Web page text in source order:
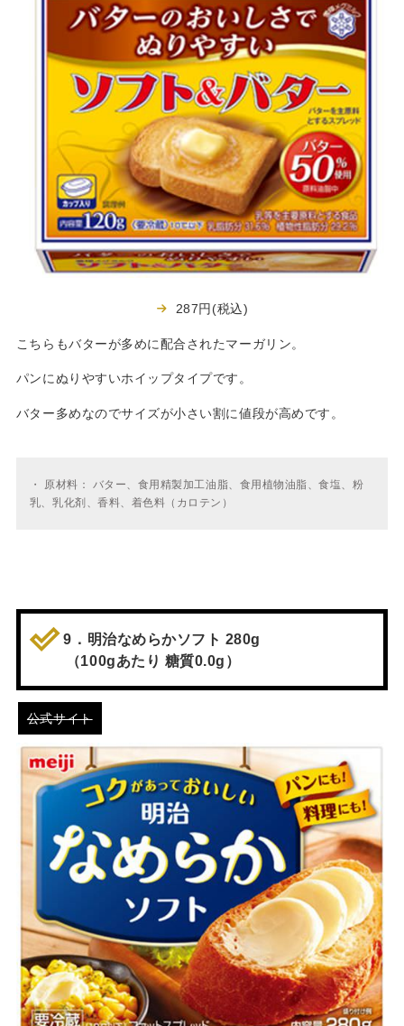
287円(税込)
こちらもバターが多めに配合されたマーガリン。
パンにぬりやすいホイップタイプです。
バター多めなのでサイズが小さい割に値段が高めです。
・
原材料： バター、食用精製加工油脂、食用植物油脂、食塩、粉
乳、乳化剤、香料、着色料（カロテン）
9．明治なめらかソフト 280g
（100gあたり 糖質0.0g）
公式サイト